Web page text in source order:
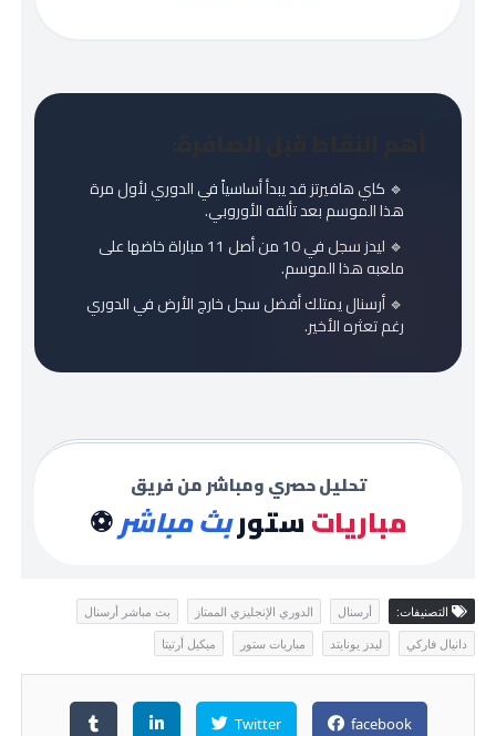
🔹 كاي هافيرتز قد يبدأ أساسياً في الدوري لأول مرة
هذا الموسم بعد تألقه الأوروبي.
🔹 ليدز سجل في 10 من أصل 11 مباراة خاضها على
ملعبه هذا الموسم.
🔹 أرسنال يمتلك أفضل سجل خارج الأرض في الدوري
رغم تعثره الأخير.
تحليل حصري ومباشر من فريق
مبارياتستوربث مباشر⚽
التصنيفات: أرسنال الدوري الإنجليزي الممتاز
بث مباشر أرسنال
دانيال فاركي
ليدز يونايتد مباريات ستور ميكيل أرتيتا
facebook
Twitter